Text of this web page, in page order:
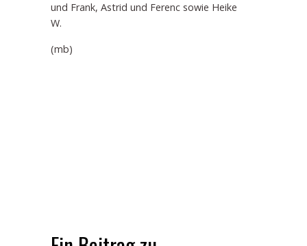
und Frank, Astrid und Ferenc sowie Heike
W.
(mb)